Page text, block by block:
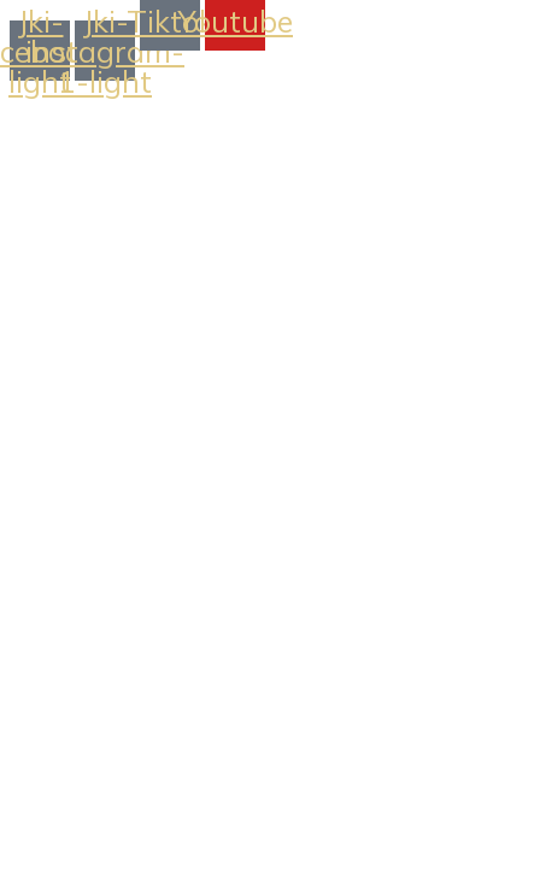
Jki-
light
Jki-
instagram-
1-light
TiktokYoutube